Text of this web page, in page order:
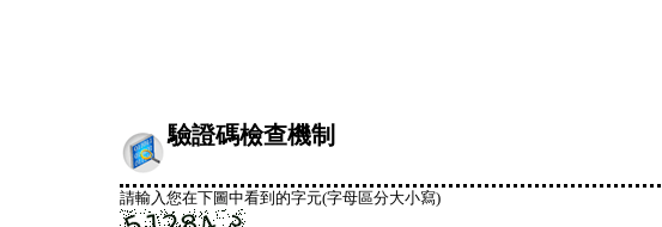
驗證碼檢查機制
請輸入您在下圖中看到的字元(字母區分大小寫)